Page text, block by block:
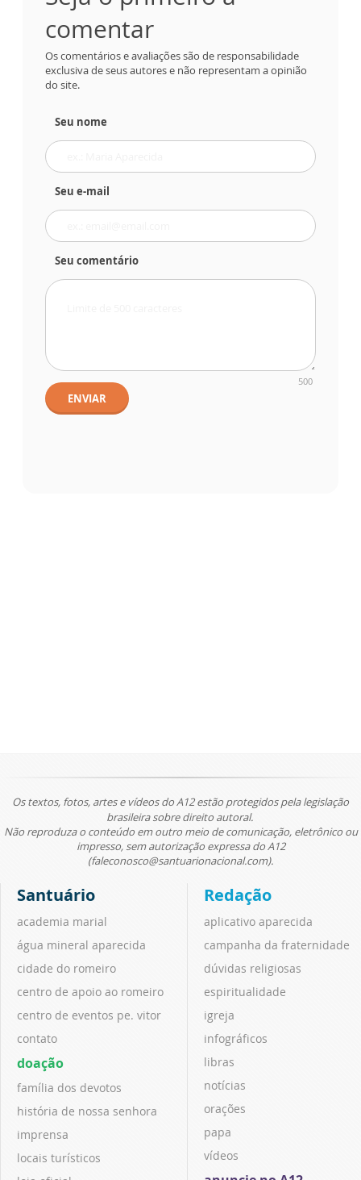
comentar
Os comentários e avaliações são de responsabilidade
exclusiva de seus autores e não representam a opinião
do site.
Seu nome
Seu e-mail
Seu comentário
500
ENVIAR
Os textos, fotos, artes e vídeos do A12 estão protegidos pela legislação
brasileira sobre direito autoral.
Não reproduza o conteúdo em outro meio de comunicação, eletrônico ou
impresso, sem autorização expressa do A12
(faleconosco@santuarionacional.com).
Santuário
academia marial
água mineral aparecida
cidade do romeiro
centro de apoio ao romeiro
centro de eventos pe. vitor
contato
doação
família dos devotos
história de nossa senhora
imprensa
locais turísticos
Redação
aplicativo aparecida
campanha da fraternidade
dúvidas religiosas
espiritualidade
igreja
infográficos
libras
notícias
orações
papa
vídeos